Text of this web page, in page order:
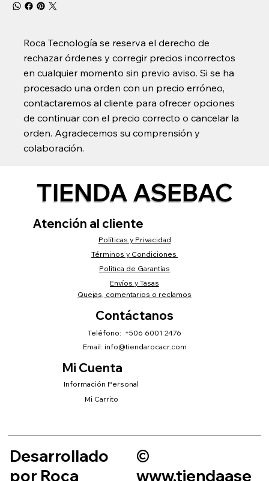
Roca Tecnología se reserva el derecho de
rechazar órdenes y corregir precios incorrectos
en cualquier momento sin previo aviso. Si se ha
procesado una orden con un precio erróneo,
contactaremos al cliente para ofrecer opciones
de continuar con el precio correcto o cancelar la
orden. Agradecemos su comprensión y
colaboración.
TIENDA ASEBAC
Atención al cliente
Políticas y Privacidad
Términos y Condiciones
Envíos y Tasas
Política de Garantías
Quejas, comentarios o reclamos
Mi Cuenta
Información Personal
Mi Carrito
Contáctanos
Teléfono: +506 6001 2476
Email: info@tiendarocacr.com
Desarrollado
por Roca
©
www.tiendaase